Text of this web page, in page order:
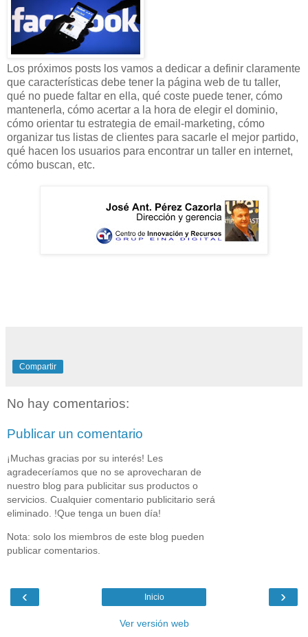
Los próximos posts los vamos a dedicar a definir claramente
que características debe tener la página web de tu taller,
qué no puede faltar en ella, qué coste puede tener, cómo
mantenerla, cómo acertar a la hora de elegir el dominio,
cómo orientar tu estrategia de email-marketing, cómo
organizar tus listas de clientes para sacarle el mejor partido,
qué hacen los usuarios para encontrar un taller en internet,
cómo buscan, etc.
Compartir
No hay comentarios:
Publicar un comentario
¡Muchas gracias por su interés! Les
agradeceríamos que no se aprovecharan de
nuestro blog para publicitar sus productos o
servicios. Cualquier comentario publicitario será
eliminado. !Que tenga un buen día!
Nota: solo los miembros de este blog pueden
publicar comentarios.
‹ ›
Inicio
Ver versión web